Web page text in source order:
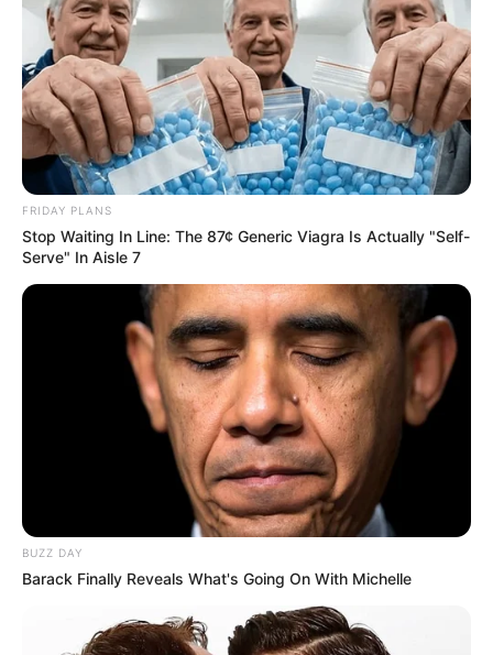
FRIDAY PLANS
Stop Waiting In Line: The 87¢ Generic Viagra Is Actually "Self-
Serve" In Aisle 7
BUZZ DAY
Barack Finally Reveals What's Going On With Michelle